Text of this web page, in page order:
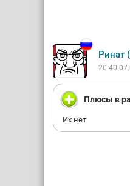
Ринат
20:40
Плюсы в
Их нет